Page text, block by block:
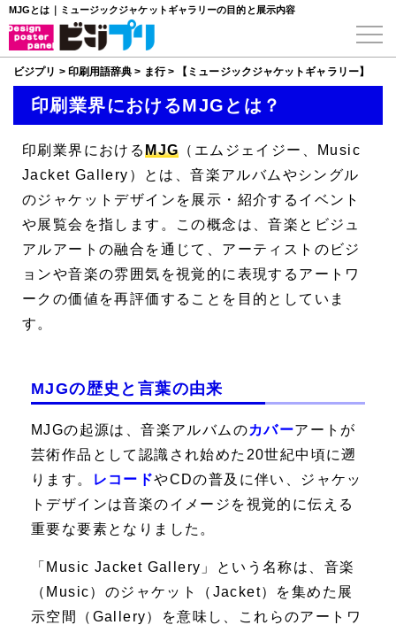
MJGとは｜ミュージックジャケットギャラリーの目的と展示内容
ビジプリ > 印刷用語辞典 > ま行> 【ミュージックジャケットギャラリー】
印刷業界におけるMJGとは？
印刷業界におけるMJG （エムジェイジー、
Music
Jacket Gallery ）とは、音楽アルバムやシングル
のジャケットデザインを展示・紹介するイベント
や展覧会を指します。この概念は、音楽とビジュ
アルアートの融合を通じて、アーティストのビジ
ョンや音楽の雰囲気を視覚的に表現するアートワ
ークの価値を再評価することを目的としていま
す。
MJGの歴史と言葉の由来
MJGの起源は、音楽アルバムのカバーアートが
芸術作品として認識され始めた20世紀中頃に遡
ります。
レコードやCDの普及に伴い、ジャケッ
トデザインは音楽のイメージを視覚的に伝える
重要な要素となりました。
「Music Jacket Gallery」という名称は、音楽
（Music）のジャケット（Jacket）を集めた展
示空間（Gallery）を意味し、これらのアートワ